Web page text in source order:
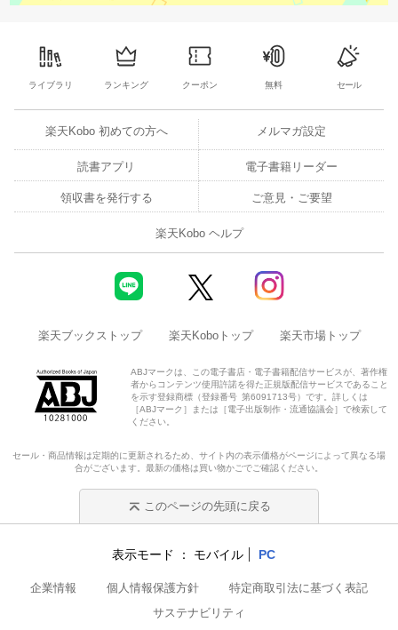
ライブラリ ランキング クーポン 無料 セール
楽天Kobo 初めての方へ メルマガ設定
読書アプリ 電子書籍リーダー
領収書を発行する ご意見・ご要望
楽天Kobo ヘルプ
楽天ブックストップ 楽天Koboトップ 楽天市場トップ
ABJマークは、この電子書店・電子書籍配信サービスが、著作権
者からコンテンツ使用許諾を得た正規版配信サービスであること
を示す登録商標（登録番号 第6091713号）です。詳しくは
［ABJマーク］または［電子出版制作・流通協議会］で検索して
ください。
セール・商品情報は定期的に更新されるため、サイト内の表示価格がページによって異なる場
合がございます。最新の価格は買い物かごでご確認ください。
このページの先頭に戻る
表示モード モバイル PC
企業情報 個人情報保護方針
特定商取引法に基づく表記
サステナビリティ